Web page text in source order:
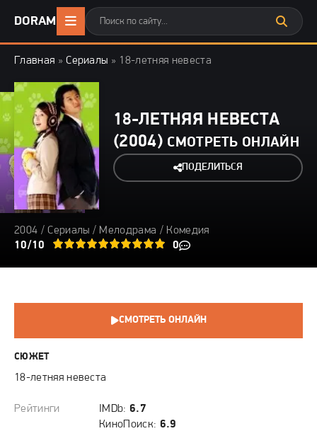
DORAMA24 .ONLINE
Главная »Сериалы » 18-летняя невеста
18-ЛЕТНЯЯ НЕВЕСТА
(2004) СМОТРЕТЬ ОНЛАЙН
ПОДЕЛИТЬСЯ
2004 /Сериалы / Мелодрама / Комедия
10/10
4 5 6 7 8 9 10 0
СМОТРЕТЬ ОНЛАЙН
СЮЖЕТ
18-летняя невеста
Рейтинги IMDb: 6.7
КиноПоиск: 6.9